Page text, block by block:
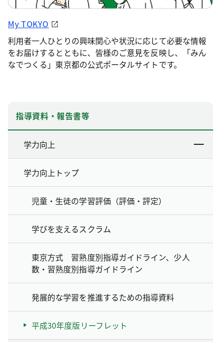
My TOKYO
利用者一人ひとりの興味関心や状況に応じて必要な情報
をお届けするとともに、皆様のご意見を反映し、「みん
なでつくる」東京都の公式ポータルサイトです。
指導資料・報告書等
学力向上
学力向上トップ
児童・生徒の学習評価（評価・評定）
学びを支えるスクラム
東京方式 習熟度別指導ガイドライン、少人
数・習熟度別指導ガイドライン
発展的な学習を推進するための指導資料
平成30年度版リーフレット